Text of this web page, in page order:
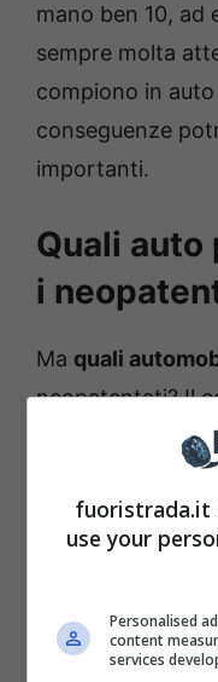
mano ben 10, ad
sempre molta
compiono in
conseguenze
importanti.
Quali auto
i
Ma quali
neopatentati? Il
molto
B, non può
dalla potenza
poche parole,
Per i primi tre
patente, si deve
fuoristrada.it
use your
Personalised
content
services